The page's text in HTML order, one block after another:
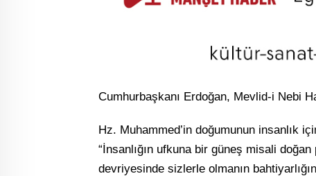
Cumhurbaşkanı Erdoğan, Mevlid-i Nebi
Hz. Muhammed’in doğumunun insanlık
“İnsanlığın ufkuna bir güneş misali
devriyesinde sizlerle olmanın